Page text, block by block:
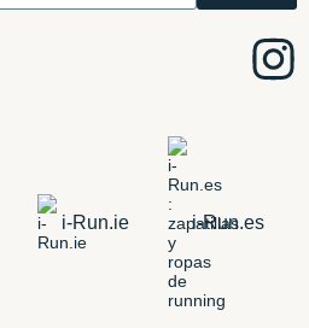
i-Run.ie i-Run.es